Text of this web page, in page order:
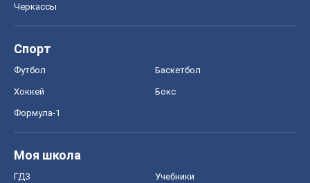
Черкассы
Спорт
Футбол Баскетбол
Хоккей Бокс
Формула-1
Моя школа
ГДЗ Учебники